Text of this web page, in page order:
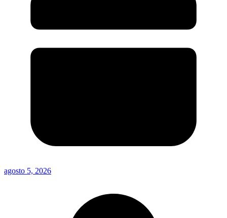
agosto 5, 2026